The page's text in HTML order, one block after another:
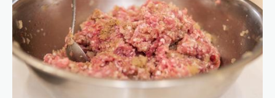
Ce înseamnă dacă vezi pete gri pe carnea tocată
05 feb 2026, 16:58